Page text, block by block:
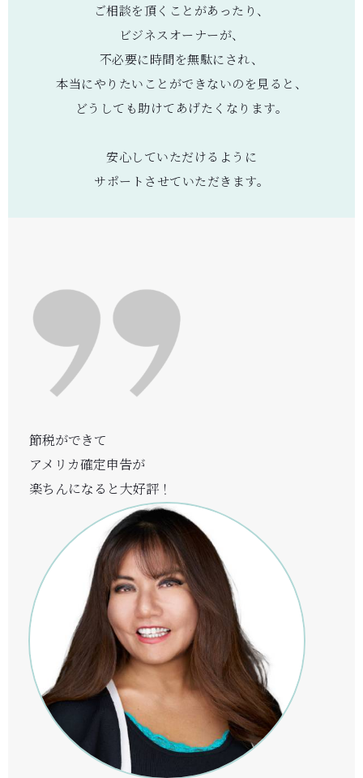
ご相談を頂くことがあったり、
ビジネスオーナーが、
不必要に時間を無駄にされ、
本当にやりたいことができないのを見ると、
どうしても助けてあげたくなります。
安心していただけるように
サポートさせていただきます。
節税ができて
アメリカ確定申告が
楽ちんになると大好評！